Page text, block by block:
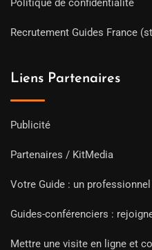
Politique de confidentialité
Recrutement Guides France
Liens Partenaires
Publicité
Partenaires / KitMedia
Votre Guide : un
Guides-conférenciers :
Mettre une visite en ligne et